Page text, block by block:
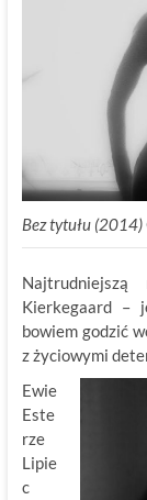
Bez tytułu
Kierkegaard –
bowiem godzić
z życiowymi
Ewie
Este
rze
Lipie
c